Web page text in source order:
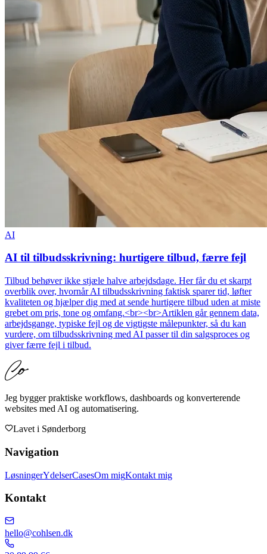
AI
AI til tilbudsskrivning: hurtigere tilbud, færre fejl
Tilbud behøver ikke stjæle halve arbejdsdage. Her får du et skarpt
overblik over, hvornår AI tilbudsskrivning faktisk sparer tid, løfter
kvaliteten og hjælper dig med at sende hurtigere tilbud uden at miste
grebet om pris, tone og omfang.<br><br>Artiklen går gennem data,
arbejdsgange, typiske fejl og de vigtigste målepunkter, så du kan
vurdere, om tilbudsskrivning med AI passer til din salgsproces og
giver færre fejl i tilbud.
Jeg bygger praktiske workflows, dashboards og konverterende
websites med AI og automatisering.
Lavet i Sønderborg
Navigation
LøsningerYdelserCasesOm migKontakt mig
Kontakt
hello@cohlsen.dk